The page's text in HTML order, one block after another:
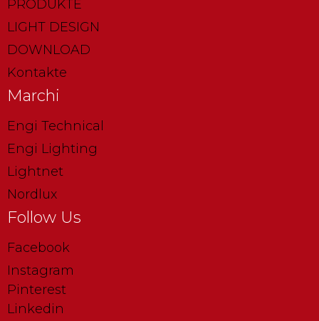
PRODUKTE
LIGHT DESIGN
DOWNLOAD
Kontakte
Marchi
Engi Technical
Engi Lighting
Lightnet
Nordlux
Follow Us
Facebook
Instagram
Pinterest
Linkedin